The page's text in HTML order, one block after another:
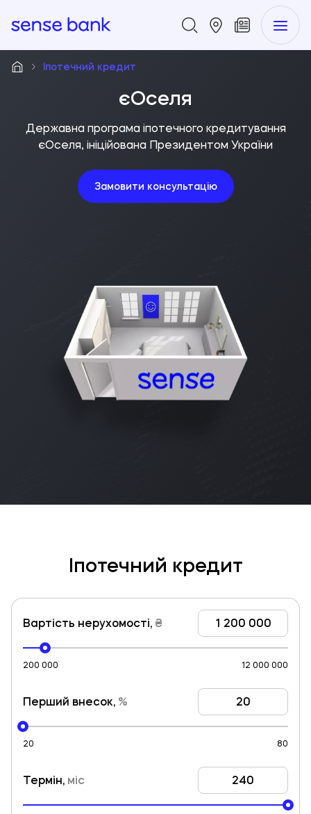
Іпотечний кредит
єОселя
Державна програма іпотечного кредитування
єОселя, ініційована Президентом України
Замовити консультацію
Іпотечний кредит
Вартість нерухомості, ₴
200 000 12 000 000
Перший внесок, %
20 80
Термін, міс